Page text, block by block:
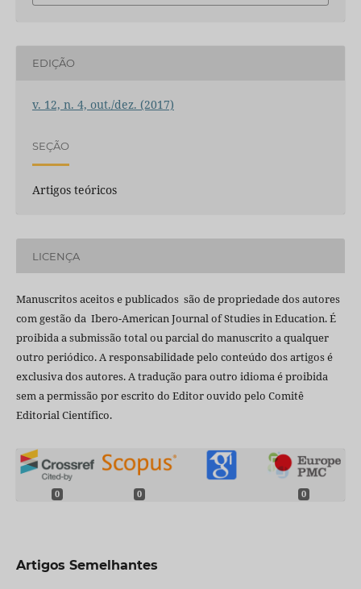
EDIÇÃO
v. 12, n. 4, out./dez. (2017)
SEÇÃO
Artigos teóricos
LICENÇA
Manuscritos aceitos e publicados são de propriedade dos autores
com gestão da Ibero-American Journal of Studies in Education. É
proibida a submissão total ou parcial do manuscrito a qualquer
outro periódico. A responsabilidade pelo conteúdo dos artigos é
exclusiva dos autores. A tradução para outro idioma é proibida
sem a permissão por escrito do Editor ouvido pelo Comitê
Editorial Científico.
0 0 0
Artigos Semelhantes